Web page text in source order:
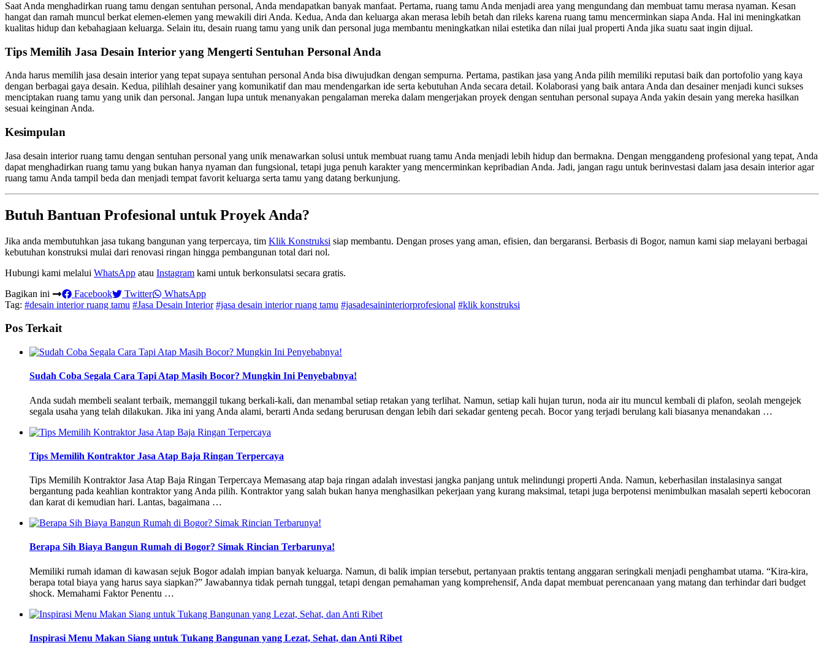
Saat Anda menghadirkan ruang tamu dengan sentuhan personal, Anda mendapatkan banyak manfaat. Pertama, ruang tamu Anda menjadi area yang mengundang dan membuat tamu merasa nyaman. Kesan
hangat dan ramah muncul berkat elemen-elemen yang mewakili diri Anda. Kedua, Anda dan keluarga akan merasa lebih betah dan rileks karena ruang tamu mencerminkan siapa Anda. Hal ini meningkatkan
kualitas hidup dan kebahagiaan keluarga. Selain itu, desain ruang tamu yang unik dan personal juga membantu meningkatkan nilai estetika dan nilai jual properti Anda jika suatu saat ingin dijual.
Tips Memilih Jasa Desain Interior yang Mengerti Sentuhan Personal Anda
Anda harus memilih jasa desain interior yang tepat supaya sentuhan personal Anda bisa diwujudkan dengan sempurna. Pertama, pastikan jasa yang Anda pilih memiliki reputasi baik dan portofolio yang kaya
dengan berbagai gaya desain. Kedua, pilihlah desainer yang komunikatif dan mau mendengarkan ide serta kebutuhan Anda secara detail. Kolaborasi yang baik antara Anda dan desainer menjadi kunci sukses
menciptakan ruang tamu yang unik dan personal. Jangan lupa untuk menanyakan pengalaman mereka dalam mengerjakan proyek dengan sentuhan personal supaya Anda yakin desain yang mereka hasilkan
sesuai keinginan Anda.
Kesimpulan
Jasa desain interior ruang tamu dengan sentuhan personal yang unik menawarkan solusi untuk membuat ruang tamu Anda menjadi lebih hidup dan bermakna. Dengan menggandeng profesional yang tepat, Anda
dapat menghadirkan ruang tamu yang bukan hanya nyaman dan fungsional, tetapi juga penuh karakter yang mencerminkan kepribadian Anda. Jadi, jangan ragu untuk berinvestasi dalam jasa desain interior agar
ruang tamu Anda tampil beda dan menjadi tempat favorit keluarga serta tamu yang datang berkunjung.
Butuh Bantuan Profesional untuk Proyek Anda?
Jika anda membutuhkan jasa tukang bangunan yang terpercaya, tim Klik Konstruksi siap membantu. Dengan proses yang aman, efisien, dan bergaransi. Berbasis di Bogor, namun kami siap melayani berbagai
kebutuhan konstruksi mulai dari renovasi ringan hingga pembangunan total dari nol.
Hubungi kami melalui WhatsApp atau Instagram kami untuk berkonsulatsi secara gratis.
Bagikan ini
Facebook Twitter
WhatsApp
Tag: #desain interior ruang tamu #Jasa Desain Interior #jasa desain interior ruang tamu #jasadesaininteriorprofesional #klik konstruksi
Pos Terkait
Sudah Coba Segala Cara Tapi Atap Masih Bocor? Mungkin Ini Penyebabnya!
Anda sudah membeli sealant terbaik, memanggil tukang berkali-kali, dan menambal setiap retakan yang terlihat. Namun, setiap kali hujan turun, noda air itu muncul kembali di plafon, seolah mengejek
segala usaha yang telah dilakukan. Jika ini yang Anda alami, berarti Anda sedang berurusan dengan lebih dari sekadar genteng pecah. Bocor yang terjadi berulang kali biasanya menandakan …
Tips Memilih Kontraktor Jasa Atap Baja Ringan Terpercaya
Tips Memilih Kontraktor Jasa Atap Baja Ringan Terpercaya Memasang atap baja ringan adalah investasi jangka panjang untuk melindungi properti Anda. Namun, keberhasilan instalasinya sangat
bergantung pada keahlian kontraktor yang Anda pilih. Kontraktor yang salah bukan hanya menghasilkan pekerjaan yang kurang maksimal, tetapi juga berpotensi menimbulkan masalah seperti kebocoran
dan karat di kemudian hari. Lantas, bagaimana …
Berapa Sih Biaya Bangun Rumah di Bogor? Simak Rincian Terbarunya!
Memiliki rumah idaman di kawasan sejuk Bogor adalah impian banyak keluarga. Namun, di balik impian tersebut, pertanyaan praktis tentang anggaran seringkali menjadi penghambat utama. “Kira-kira,
berapa total biaya yang harus saya siapkan?” Jawabannya tidak pernah tunggal, tetapi dengan pemahaman yang komprehensif, Anda dapat membuat perencanaan yang matang dan terhindar dari budget
shock. Memahami Faktor Penentu …
Inspirasi Menu Makan Siang untuk Tukang Bangunan yang Lezat, Sehat, dan Anti Ribet